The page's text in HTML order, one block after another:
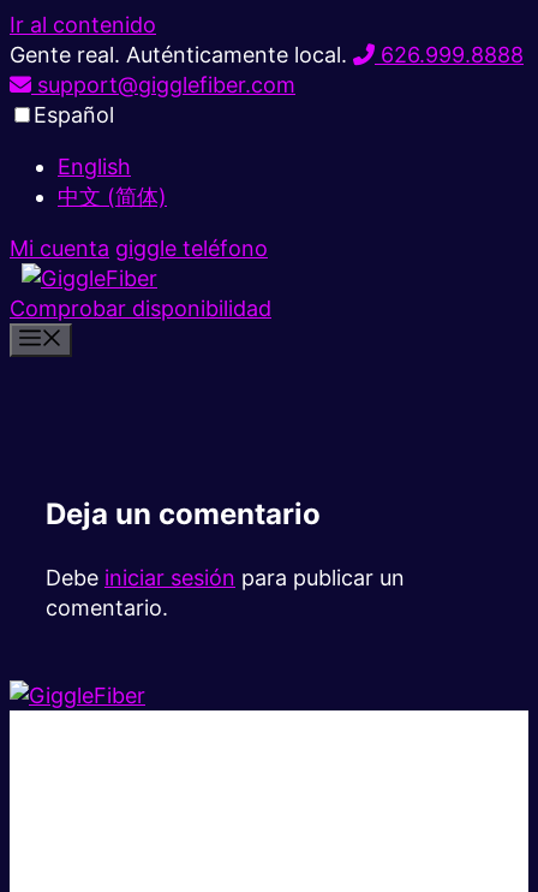
Ir al contenido
Gente real. Auténticamente local.
626.999.8888
support@gigglefiber.com
Español
English
中文 (简体)
Mi cuenta giggle teléfono
Comprobar disponibilidad
Deja un comentario
Debe iniciar sesión para publicar un
comentario.